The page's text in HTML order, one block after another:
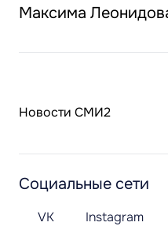
Максима
Новости СМИ2
Социальные сети
VK Instagram